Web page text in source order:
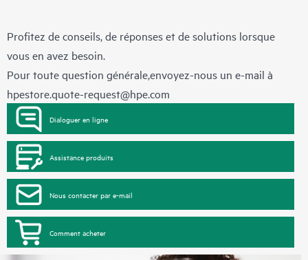
Profitez de conseils, de réponses et de solutions lorsque
vous en avez besoin.
Pour toute question générale,envoyez-nous un e-mail à
hpestore.quote-request@hpe.com
Dialoguer en ligne
Assistance produits
Nous contacter par e-mail
Comment acheter